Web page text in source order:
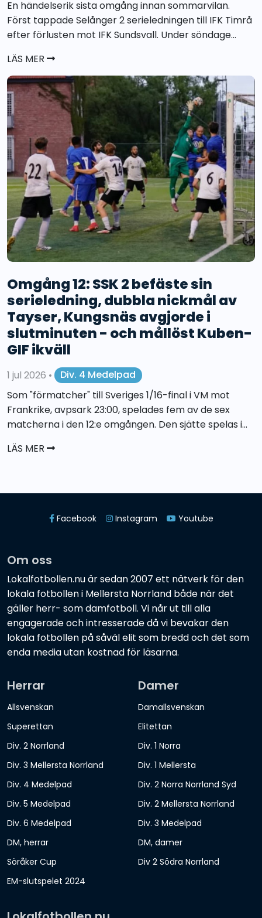
En händelserik sista omgång innan sommarvilan.
Först tappade Selånger 2 serieledningen till IFK Timrå
efter förlusten mot IFK Sundsvall. Under söndage...
LÄS MER
Omgång 12: SSK 2 befäste sin
serieledning, dubbla nickmål av
Tayser, Kungsnäs avgjorde i
slutminuten - och mållöst Kuben-
GIF ikväll
1 jul 2026 •
Div. 4 Medelpad
Som "förmatcher" till Sveriges 1/16-final i VM mot
Frankrike, avpsark 23:00, spelades fem av de sex
matcherna i den 12:e omgången. Den sjätte spelas i...
LÄS MER
Facebook Instagram Youtube
Om oss
Lokalfotbollen.nu är sedan 2007 ett nätverk för den
lokala fotbollen i Mellersta Norrland både när det
gäller herr- som damfotboll. Vi når ut till alla
engagerade och intresserade då vi bevakar den
lokala fotbollen på såväl elit som bredd och det som
enda media utan kostnad för läsarna.
Herrar
Allsvenskan
Superettan
Div. 2 Norrland
Div. 3 Mellersta Norrland
Div. 4 Medelpad
Div. 5 Medelpad
Div. 6 Medelpad
DM, herrar
Söråker Cup
EM-slutspelet 2024
Damer
Damallsvenskan
Elitettan
Div. 1 Norra
Div. 1 Mellersta
Div. 2 Norra Norrland Syd
Div. 2 Mellersta Norrland
Div. 3 Medelpad
DM, damer
Div 2 Södra Norrland